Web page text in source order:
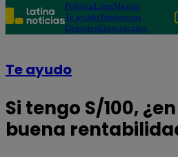
PolíticaLimaMundo
Te ayudoTendencias
DeportesEspectáculos
Te ayudo
Si tengo S/100,
buena